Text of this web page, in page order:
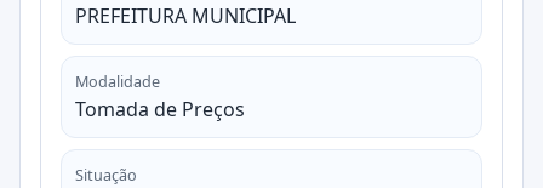
PREFEITURA MUNICIPAL
Modalidade
Tomada de Preços
Situação